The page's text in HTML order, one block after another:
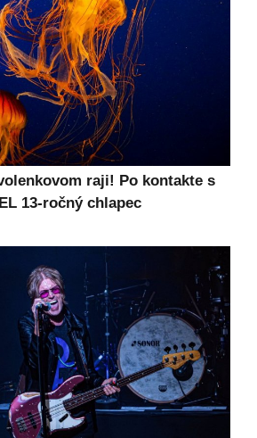
raji! Po kontakte s
13-ročný chlapec